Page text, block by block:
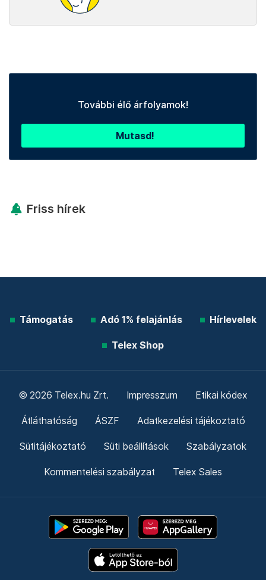
További élő árfolyamok!
Mutasd!
Friss hírek
Támogatás Adó 1% felajánlás Hírlevelek
Telex Shop
© 2026 Telex.hu Zrt. Impresszum Etikai kódex
Átláthatóság ÁSZF Adatkezelési tájékoztató
Sütitájékoztató Süti beállítások Szabályzatok
Kommentelési szabályzat Telex Sales